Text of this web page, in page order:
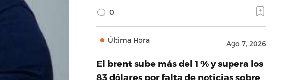
0
Última Hora Ago 7, 2026
El brent sube más del 1 % y supera los
83 dólares por falta de noticias sobre